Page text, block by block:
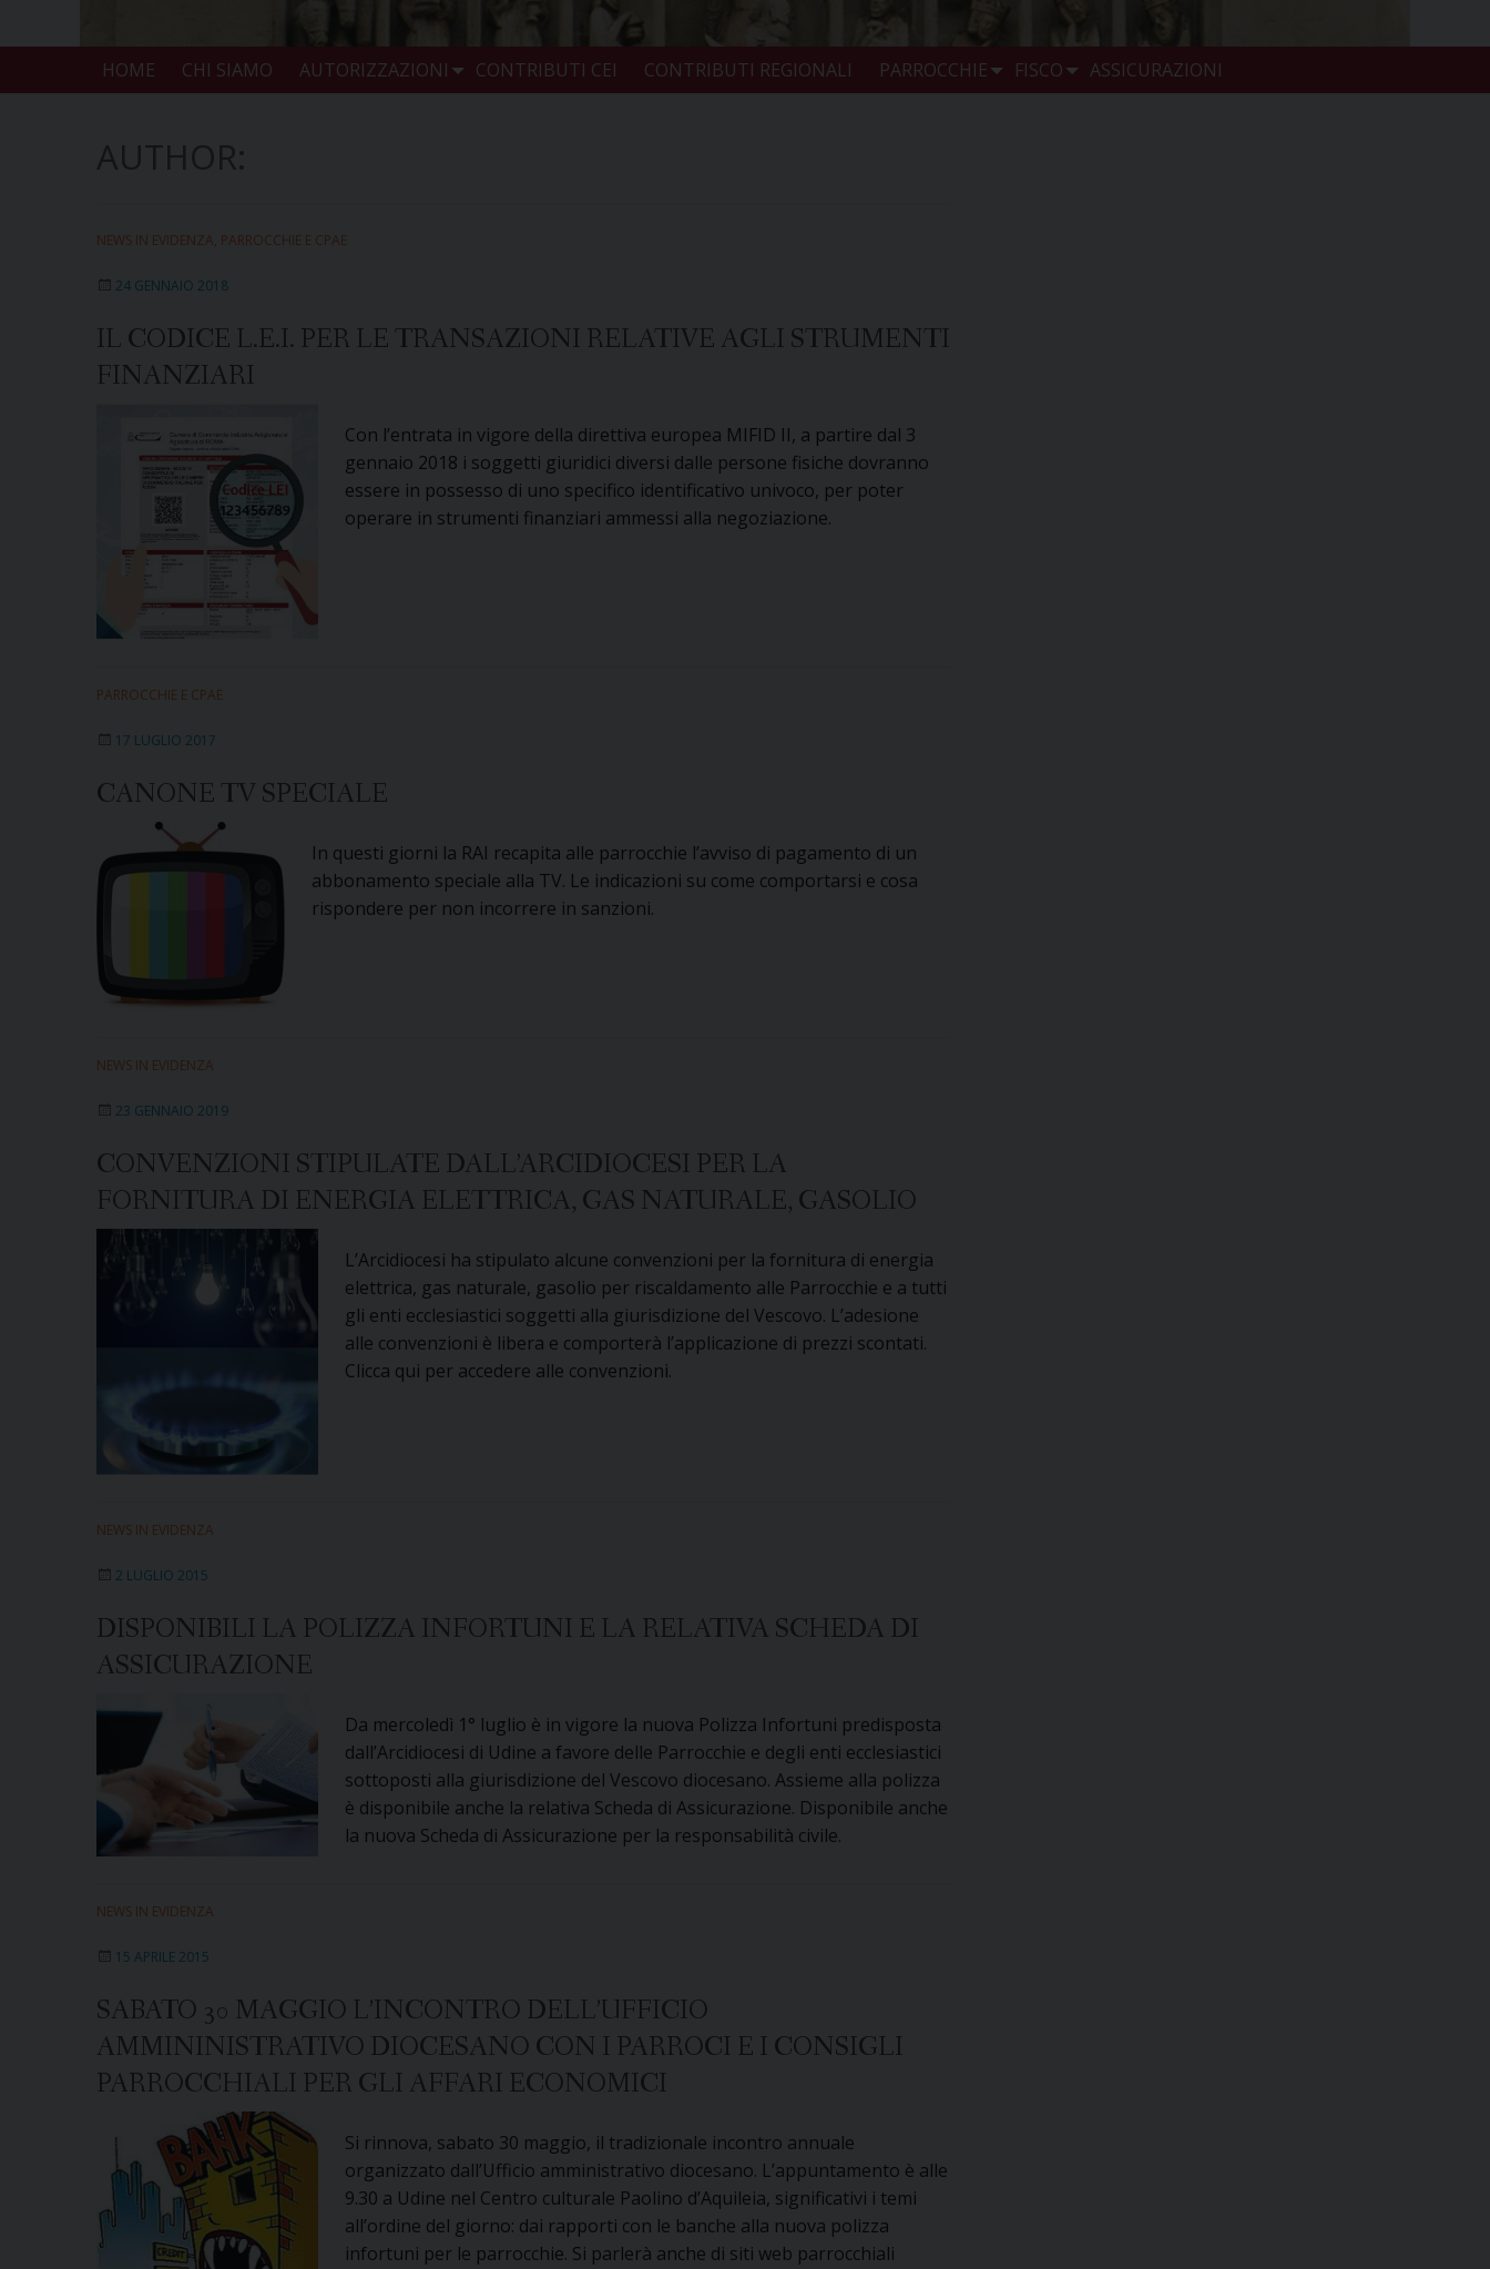
HOME CHI SIAMO AUTORIZZAZIONI CONTRIBUTI CEI CONTRIBUTI REGIONALI PARROCCHIE FISCO ASSICURAZIONI
NEWS IN EVIDENZA PARROCCHIE E CPAE
24 GENNAIO 2018
IL CODICE L.E.I. PER LE TRANSAZIONI RELATIVE AGLI STRUMENTI
FINANZIARI
Con l’entrata in vigore della direttiva europea MIFID II, a partire dal 3
gennaio 2018 i soggetti giuridici diversi dalle persone fisiche dovranno
essere in possesso di uno specifico identificativo univoco, per poter
operare in strumenti finanziari ammessi alla negoziazione.
PARROCCHIE E CPAE
17 LUGLIO 2017
CANONE TV SPECIALE
In questi giorni la RAI recapita alle parrocchie l’avviso di pagamento di un
abbonamento speciale alla TV. Le indicazioni su come comportarsi e cosa
rispondere per non incorrere in sanzioni.
NEWS IN EVIDENZA
23 GENNAIO 2019
CONVENZIONI STIPULATE DALL’ARCIDIOCESI PER LA
FORNITURA DI ENERGIA ELETTRICA, GAS NATURALE, GASOLIO
L’Arcidiocesi ha stipulato alcune convenzioni per la fornitura di energia
elettrica, gas naturale, gasolio per riscaldamento alle Parrocchie e a tutti
gli enti ecclesiastici soggetti alla giurisdizione del Vescovo. L’adesione
alle convenzioni è libera e comporterà l’applicazione di prezzi scontati.
Clicca qui per accedere alle convenzioni.
NEWS IN EVIDENZA
2 LUGLIO 2015
DISPONIBILI LA POLIZZA INFORTUNI E LA RELATIVA SCHEDA DI
ASSICURAZIONE
Da mercoledì 1° luglio è in vigore la nuova Polizza Infortuni predisposta
dall’Arcidiocesi di Udine a favore delle Parrocchie e degli enti ecclesiastici
sottoposti alla giurisdizione del Vescovo diocesano. Assieme alla polizza
è disponibile anche la relativa Scheda di Assicurazione. Disponibile anche
la nuova Scheda di Assicurazione per la responsabilità civile.
NEWS IN EVIDENZA
15 APRILE 2015
SABATO 30 MAGGIO L’INCONTRO DELL’UFFICIO
AMMININISTRATIVO DIOCESANO CON I PARROCI E I CONSIGLI
PARROCCHIALI PER GLI AFFARI ECONOMICI
Si rinnova, sabato 30 maggio, il tradizionale incontro annuale
organizzato dall’Ufficio amministrativo diocesano. L’appuntamento è alle
9.30 a Udine nel Centro culturale Paolino d’Aquileia, significativi i temi
all’ordine del giorno: dai rapporti con le banche alla nuova polizza
infortuni per le parrocchie. Si parlerà anche di siti web parrocchiali